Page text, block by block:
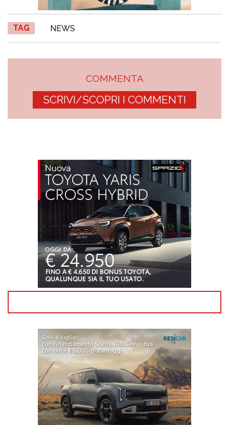
TAG NEWS
COMMENTA
SCRIVI/SCOPRI I COMMENTI